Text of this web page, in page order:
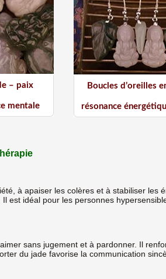
– paix
mentale
Boucles d’oreilles
résonance
à apaiser les colères et à stabiliser les
est idéal pour les personnes
sans jugement et à pardonner. Il
du jade favorise la communication